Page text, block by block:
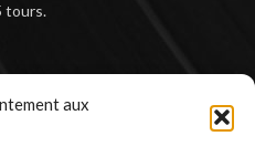
aux
tours.